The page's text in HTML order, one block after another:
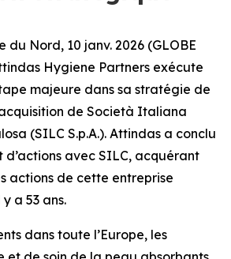
du Nord, 10 janv. 2026 (GLOBE
Hygiene Partners exécute
majeure dans sa stratégie de
de Società Italiana
(SILC S.p.A.). Attindas a conclu
d’actions avec SILC, acquérant
actions de cette entreprise
a 53 ans.
dans toute l’Europe, les